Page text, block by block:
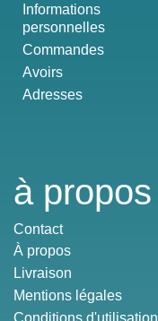
Informations
personnelles
Commandes
Avoirs
Adresses
à propos
Contact
À propos
Livraison
Mentions légales
Conditions d'utilisation